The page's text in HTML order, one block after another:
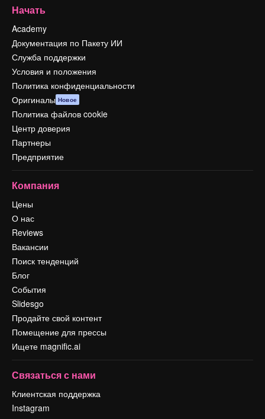
Начать
Academy
Документация по Пакету ИИ
Служба поддержки
Условия и положения
Политика конфиденциальности
Оригиналы Новое
Политика файлов cookie
Центр доверия
Партнеры
Предприятие
Компания
Цены
О нас
Reviews
Вакансии
Поиск тенденций
Блог
События
Slidesgo
Продайте свой контент
Помещение для прессы
Ищете magnific.ai
Связаться с нами
Клиентская поддержка
Instagram